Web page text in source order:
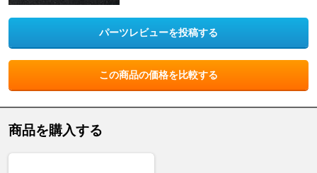
パーツレビューを投稿する
この商品の価格を比較する
商品を購入する